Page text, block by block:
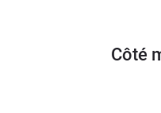
Côté